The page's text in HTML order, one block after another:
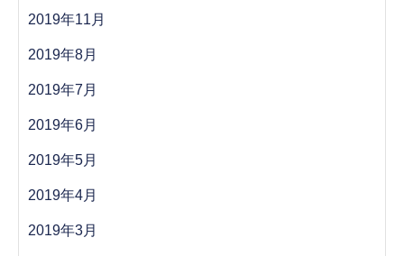
2019年11月
2019年8月
2019年7月
2019年6月
2019年5月
2019年4月
2019年3月